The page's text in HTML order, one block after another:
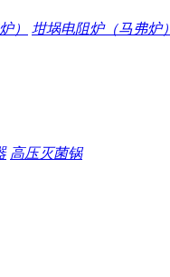
） 坩埚电阻炉（马弗炉）
高压灭菌锅